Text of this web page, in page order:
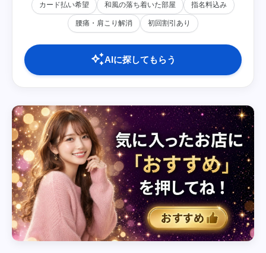
カード払い希望 和風の落ち着いた部屋 指名料込み
腰痛・肩こり解消 初回割引あり
auto_awesomeAIに探してもらう